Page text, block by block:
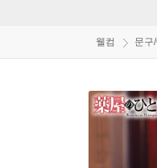
웰컴 문구